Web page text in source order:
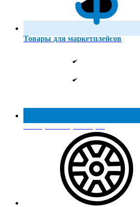
Товары для маркетплейсов
Реестр МинПромТорга